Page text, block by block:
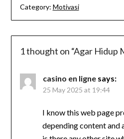
Category: Motivasi
1 thought on “Agar Hidup
casino en ligne says:
25 May 2025 at 19:44
I know this web page
depending content